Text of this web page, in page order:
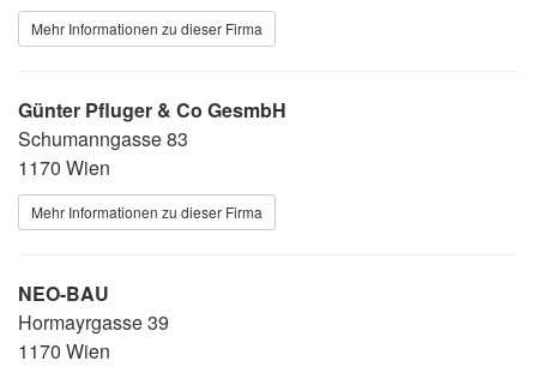
Mehr Informationen zu dieser Firma
Günter Pfluger & Co GesmbH
Schumanngasse 83
1170 Wien
Mehr Informationen zu dieser Firma
NEO-BAU
Hormayrgasse 39
1170 Wien